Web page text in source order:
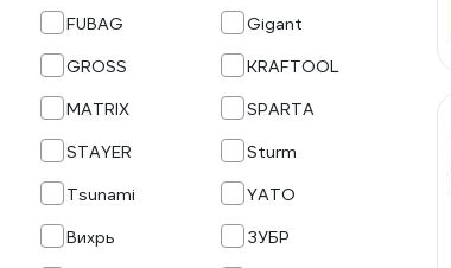
FUBAG
Gigant
GROSS
KRAFTOOL
MATRIX
SPARTA
STAYER
Sturm
Tsunami
YATO
Вихрь
ЗУБР